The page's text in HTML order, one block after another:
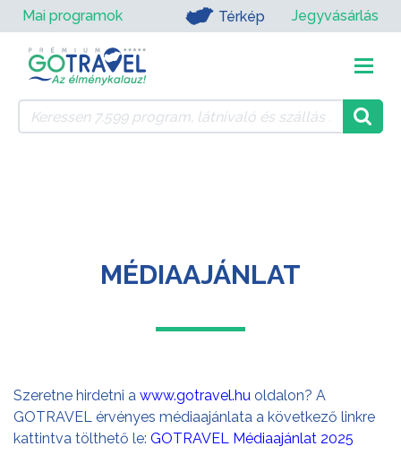
Mai programok Térkép Jegyvásárlás
MÉDIAAJÁNLAT
Szeretne hirdetni a www.gotravel.hu oldalon? A
GOTRAVEL érvényes médiaajánlata a következő linkre
kattintva tölthető le: GOTRAVEL Médiaajánlat 2025